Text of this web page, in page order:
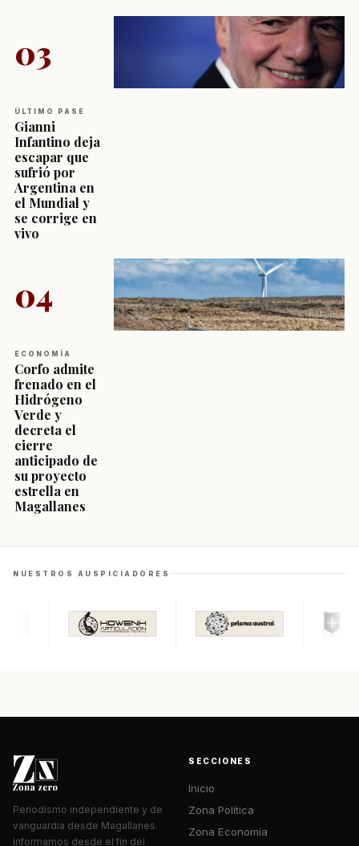
03
ÚLTIMO PASE
Gianni
Infantino deja
escapar que
sufrió por
Argentina en
el Mundial y
se corrige en
vivo
04
ECONOMÍA
Corfo admite
frenado en el
Hidrógeno
Verde y
decreta el
cierre
anticipado de
su proyecto
estrella en
Magallanes
NUESTROS AUSPICIADORES
Periodismo independiente y de
vanguardia desde Magallanes.
Informamos desde el fin del
SECCIONES
Inicio
Zona Política
Zona Economía